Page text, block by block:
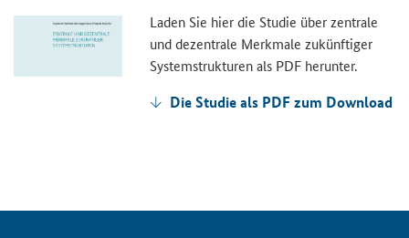
Laden Sie hier die Studie über zentrale
und dezentrale Merkmale zukünftiger
Systemstrukturen als PDF herunter.
Die Studie als PDF zum Download